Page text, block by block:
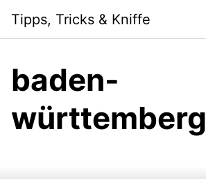
content
Tipps, Tricks & Kniffe
baden-
württemberg